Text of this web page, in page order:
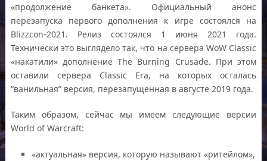
«продолжение банкета». Официальный анонс
перезапуска первого дополнения к игре состоялся на
Blizzcon-2021. Релиз состоялся 1 июня 2021 года.
Технически это выглядело так, что на сервера WoW Classic
«накатили» дополнение The Burning Crusade. При этом
оставили сервера Classic Era, на которых осталась
“ванильная” версия, перезапущенная в августе 2019 года.
Таким образом, сейчас мы имеем следующие версии
World of Warcraft:
«актуальная» версия, которую называют «ритейлом»,